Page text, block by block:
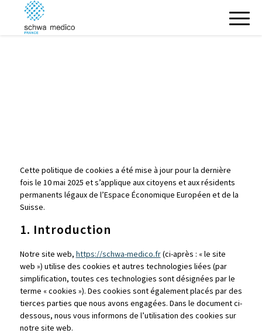
Cette politique de cookies a été mise à jour pour la dernière
fois le 10 mai 2025 et s’applique aux citoyens et aux résidents
permanents légaux de l’Espace Économique Européen et de la
Suisse.
1. Introduction
Notre site web, https://schwa-medico.fr(ci-après : « le site
web ») utilise des cookies et autres technologies liées (par
simplification, toutes ces technologies sont désignées par le
terme « cookies »). Des cookies sont également placés par des
tierces parties que nous avons engagées. Dans le document ci-
dessous, nous vous informons de l’utilisation des cookies sur
notre site web.